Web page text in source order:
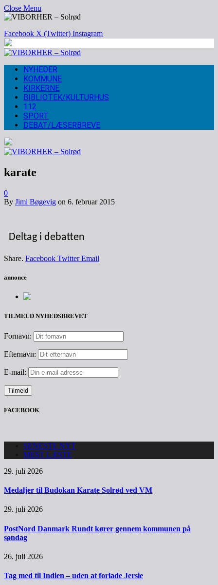
Close Menu
Facebook X (Twitter) Instagram
NYHEDER
KOMMUNE
KIRKERNE
BIBLIOTEK/KULTURHUS
112
SPORT
DEBAT/LÆSERBREVE
karate
0
By Jimi Bøgevig on 6. februar 2015
Deltag i debatten
Share. Facebook Twitter Email
annonce
TILMELD NYHEDSBREVET
Fornavn:
Efternavn:
E-mail:
FACEBOOK
SENESTE NYT
MEST LÆSTE
29. juli 2026
Medaljer til Budokan Karate Solrød ved VM
29. juli 2026
PostNord Danmark Rundt kører gennem kommunen på
søndag
26. juli 2026
Tag med til Indien – uden at forlade Jersie